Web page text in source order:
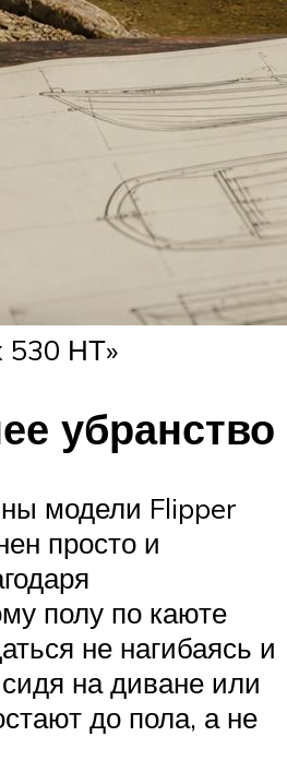
530 НТ»
убранство
модели Flipper
просто и
полу по каюте
не нагибаясь и
на диване или
до пола, а не